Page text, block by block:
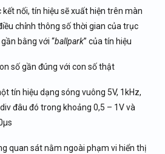
nối, tín hiệu sẽ xuất hiện trên màn
chỉnh thông số thời gian của trục
bằng với “ballpark” của tín hiệu
số gần đúng với con số thật
tín hiệu dạng sóng vuông 5V, 1kHz,
đâu đó trong khoảng 0,5 – 1V và
quan sát nằm ngoài phạm vi hiển thị